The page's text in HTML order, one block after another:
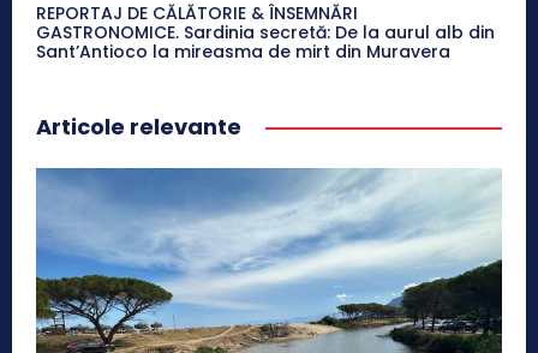
REPORTAJ DE CĂLĂTORIE & ÎNSEMNĂRI
GASTRONOMICE. Sardinia secretă: De la aurul alb din
Sant’Antioco la mireasma de mirt din Muravera
Articole relevante